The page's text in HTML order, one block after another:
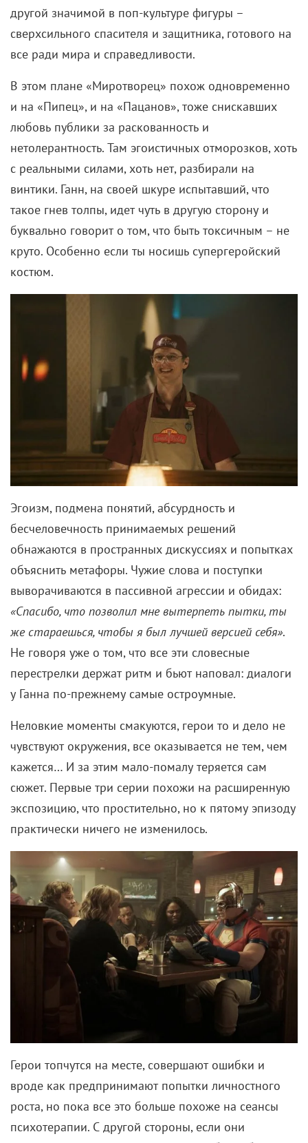
и на «Пипец», и на «Пацанов», тоже снискавших
любовь публики за раскованность и
нетолерантность. Там эгоистичных отморозков, хоть
винтики. Ганн, на своей шкуре испытавший, что
такое гнев толпы, идет чуть в другую сторону и
буквально говорит о том, что быть токсичным – не
круто. Особенно если ты носишь супергеройский
костюм.
Эгоизм, подмена понятий, абсурдность и
бесчеловечность принимаемых решений
обнажаются в пространных дискуссиях и попытках
объяснить метафоры. Чужие слова и поступки
«Спасибо, что позволил мне вытерпеть пытки, ты
же стараешься, чтобы я был лучшей версией себя»
Не говоря уже о том, что все эти словесные
перестрелки держат ритм и бьют наповал: диалоги
у Ганна по-прежнему самые остроумные.
Неловкие моменты смакуются, герои то и дело не
чувствуют окружения, все оказывается не тем, чем
кажется… И за этим мало-помалу теряется сам
сюжет. Первые три серии похожи на расширенную
практически ничего не изменилось.
Герои топчутся на месте, совершают ошибки и
вроде как предпринимают попытки личностного
роста, но пока все это больше похоже на сеансы
психотерапии. С другой стороны, если они
шутки, достойный уровень драмы и
исключительное музыкальное сопровождение, то
стоит крепко задуматься. Не каждый день такое
предлагают.